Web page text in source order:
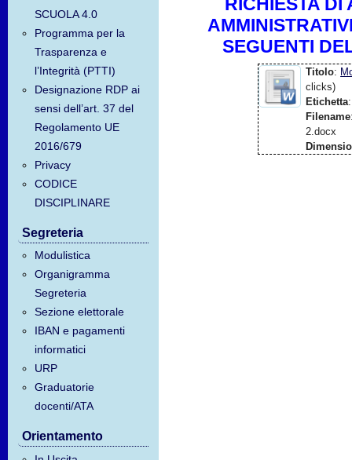
SCUOLA 4.0
Programma per la
Trasparenza e
l’Integrità (PTTI)
Designazione RDP ai
sensi dell’art. 37 del
Regolamento UE
2016/679
Privacy
CODICE
DISCIPLINARE
Segreteria
Modulistica
Organigramma
Segreteria
Sezione elettorale
IBAN e pagamenti
informatici
URP
Graduatorie
docenti/ATA
Orientamento
RICHIESTA DI
SEGUENTI
Titolo:
clicks)
Etichetta:
Filename
2.docx